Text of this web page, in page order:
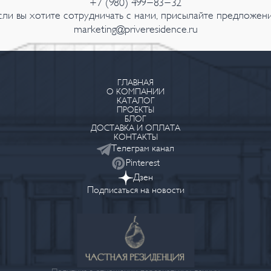
+7 (980) 499-83-32
вы хотите сотрудничать с нами, присылайте
marketing@priveresidence.ru
ГЛАВНАЯ
О КОМПАНИИ
КАТАЛОГ
ПРОЕКТЫ
БЛОГ
ДОСТАВКА И ОПЛАТА
КОНТАКТЫ
Телеграм канал
Pinterest
Дзен
Подписаться на новости